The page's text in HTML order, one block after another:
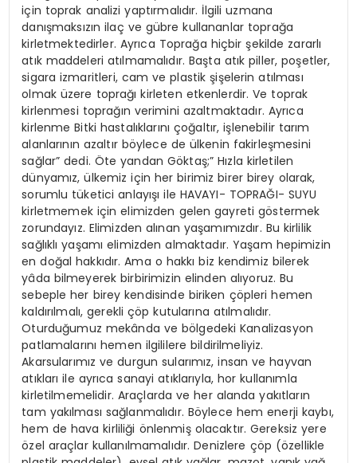
için toprak analizi yaptırmalıdır. İlgili uzmana
danışmaksızın ilaç ve gübre kullananlar toprağa
kirletmektedirler. Ayrıca Toprağa hiçbir şekilde zararlı
atık maddeleri atılmamalıdır. Başta atık piller, poşetler,
sigara izmaritleri, cam ve plastik şişelerin atılması
olmak üzere toprağı kirleten etkenlerdir. Ve toprak
kirlenmesi toprağın verimini azaltmaktadır. Ayrıca
kirlenme Bitki hastalıklarını çoğaltır, işlenebilir tarım
alanlarının azaltır böylece de ülkenin fakirleşmesini
sağlar” dedi. Öte yandan Göktaş;” Hızla kirletilen
dünyamız, ülkemiz için her birimiz birer birey olarak,
sorumlu tüketici anlayışı ile HAVAYI- TOPRAĞI- SUYU
kirletmemek için elimizden gelen gayreti göstermek
zorundayız. Elimizden alınan yaşamımızdır. Bu kirlilik
sağlıklı yaşamı elimizden almaktadır. Yaşam hepimizin
en doğal hakkıdır. Ama o hakkı biz kendimiz bilerek
yâda bilmeyerek birbirimizin elinden alıyoruz. Bu
sebeple her birey kendisinde biriken çöpleri hemen
kaldırılmalı, gerekli çöp kutularına atılmalıdır.
Oturduğumuz mekânda ve bölgedeki Kanalizasyon
patlamalarını hemen ilgililere bildirilmeliyiz.
Akarsularımız ve durgun sularımız, insan ve hayvan
atıkları ile ayrıca sanayi atıklarıyla, hor kullanımla
kirletilmemelidir. Araçlarda ve her alanda yakıtların
tam yakılması sağlanmalıdır. Böylece hem enerji kaybı,
hem de hava kirliliği önlenmiş olacaktır. Gereksiz yere
özel araçlar kullanılmamalıdır. Denizlere çöp (özellikle